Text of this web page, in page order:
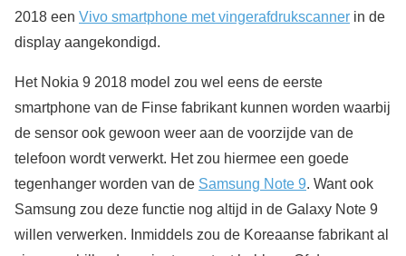
2018 een Vivo smartphone met vingerafdrukscanner in de
display aangekondigd.
Het Nokia 9 2018 model zou wel eens de eerste
smartphone van de Finse fabrikant kunnen worden waarbij
de sensor ook gewoon weer aan de voorzijde van de
telefoon wordt verwerkt. Het zou hiermee een goede
tegenhanger worden van de Samsung Note 9. Want ook
Samsung zou deze functie nog altijd in de Galaxy Note 9
willen verwerken. Inmiddels zou de Koreaanse fabrikant al